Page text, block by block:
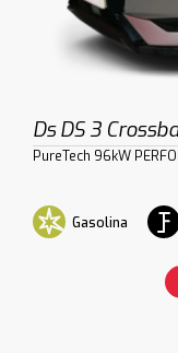
Ds DS 3
PureTech 96kW
Gasolina